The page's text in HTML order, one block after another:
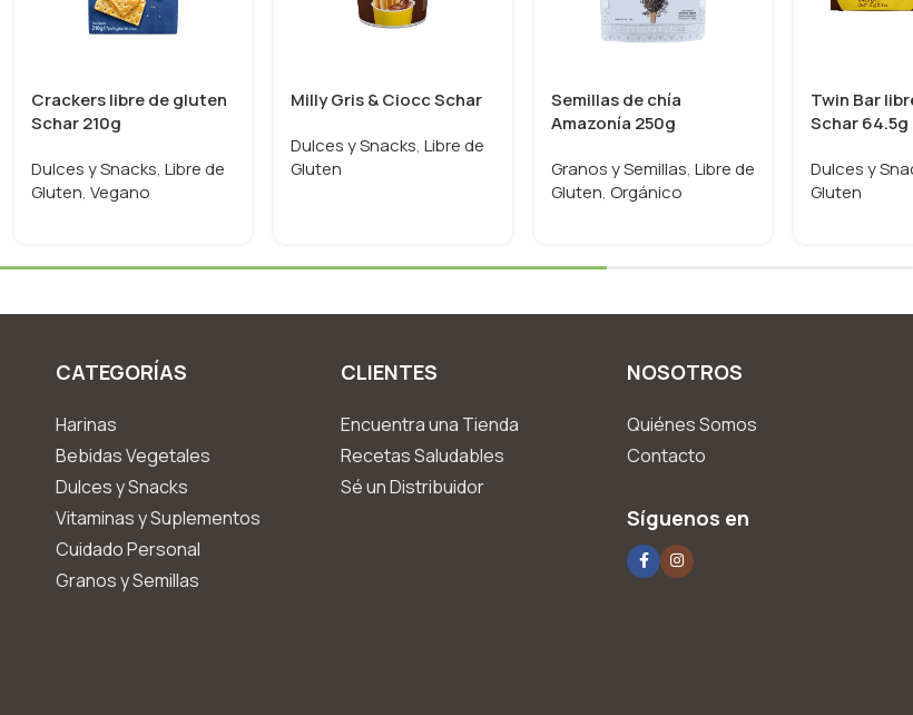
Crackers libre de gluten
Schar 210g
Dulces y Snacks, Libre de
Gluten, Vegano
Milly Gris & Ciocc Schar
Dulces y Snacks, Libre de
Gluten
Semillas de chía
Amazonía 250g
Granos y Semillas, Libre de
Gluten, Orgánico
Twin Bar
Schar 64.5g
Dulces y
Gluten
CATEGORÍAS
Harinas
Bebidas Vegetales
Dulces y Snacks
Vitaminas y Suplementos
Cuidado Personal
Granos y Semillas
CLIENTES
Encuentra una Tienda
Recetas Saludables
Sé un Distribuidor
NOSOTROS
Quiénes Somos
Contacto
Síguenos en